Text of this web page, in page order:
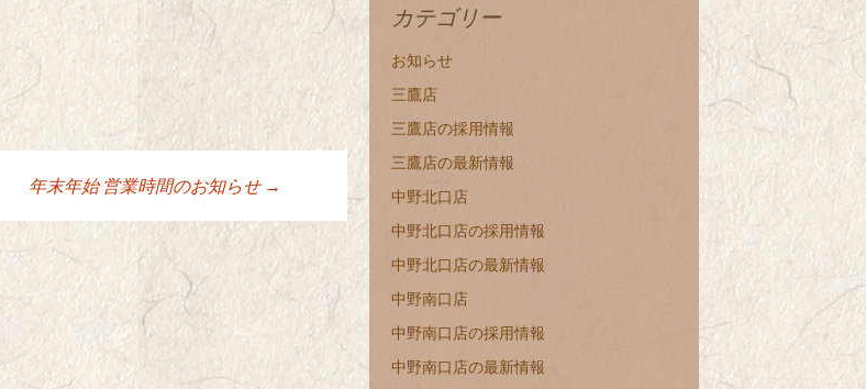
年末年始 営業時間のお知らせ →
カテゴリー
お知らせ
三鷹店
三鷹店の採用情報
三鷹店の最新情報
中野北口店
中野北口店の採用情報
中野北口店の最新情報
中野南口店
中野南口店の採用情報
中野南口店の最新情報